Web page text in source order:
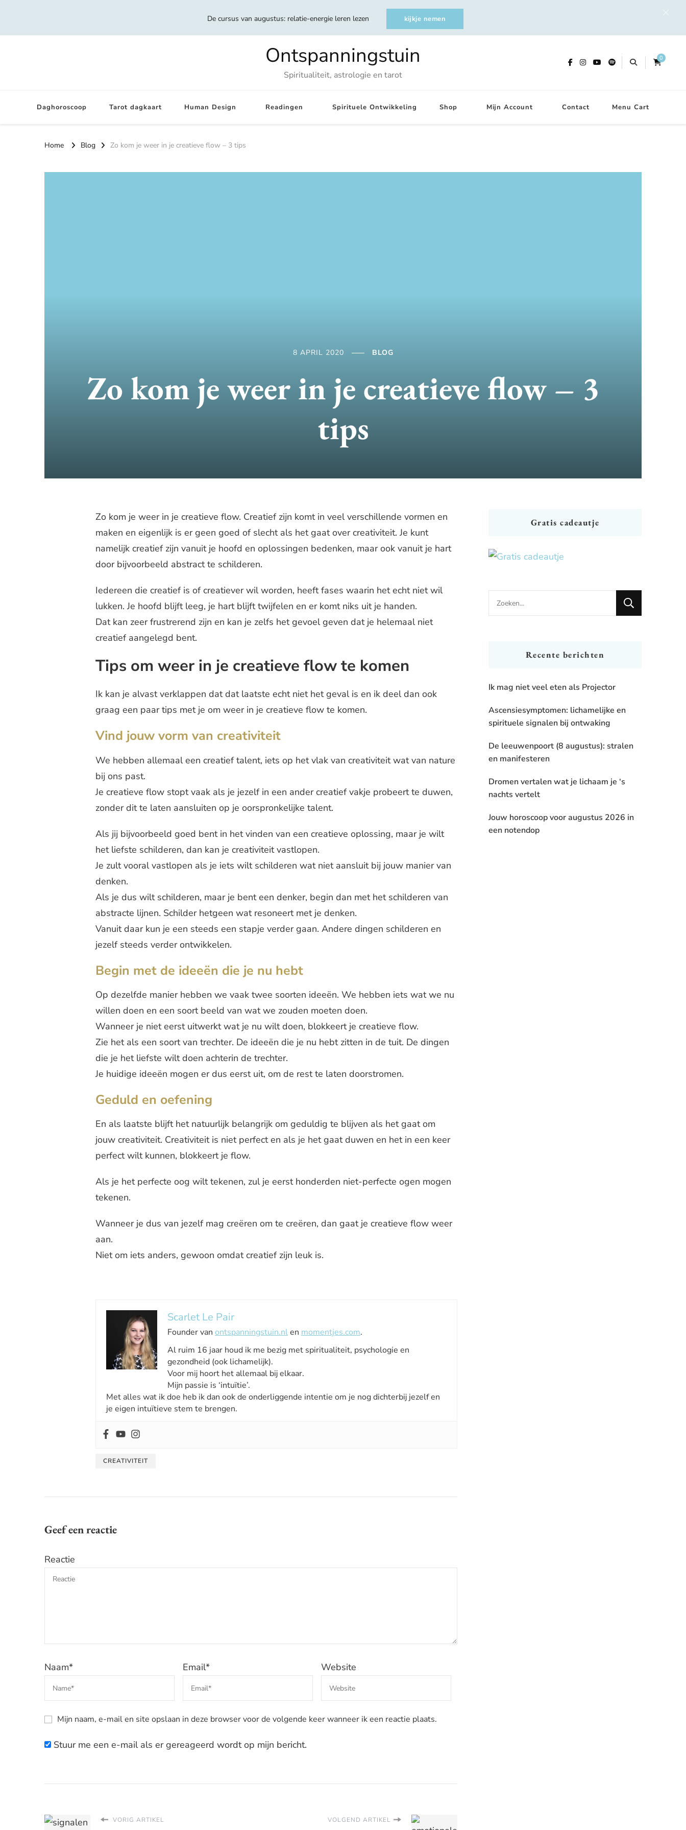
De cursus van augustus: relatie-energie leren lezen kijkje nemen
Ontspanningstuin
Spiritualiteit, astrologie en tarot
0
Daghoroscoop Tarot dagkaart Human Design Readingen Spirituele Ontwikkeling Shop Mijn Account Contact Menu Cart
Home Blog Zo kom je weer in je creatieve flow – 3 tips
8 APRIL 2020 BLOG
Zo kom je weer in je creatieve flow – 3
tips
Zo kom je weer in je creatieve flow. Creatief zijn komt in veel verschillende vormen en
maken en eigenlijk is er geen goed of slecht als het gaat over creativiteit. Je kunt
namelijk creatief zijn vanuit je hoofd en oplossingen bedenken, maar ook vanuit je hart
door bijvoorbeeld abstract te schilderen.
Iedereen die creatief is of creatiever wil worden, heeft fases waarin het echt niet wil
lukken. Je hoofd blijft leeg, je hart blijft twijfelen en er komt niks uit je handen.
Dat kan zeer frustrerend zijn en kan je zelfs het gevoel geven dat je helemaal niet
creatief aangelegd bent.
Tips om weer in je creatieve flow te komen
Ik kan je alvast verklappen dat dat laatste echt niet het geval is en ik deel dan ook
graag een paar tips met je om weer in je creatieve flow te komen.
Vind jouw vorm van creativiteit
We hebben allemaal een creatief talent, iets op het vlak van creativiteit wat van nature
bij ons past.
Je creatieve flow stopt vaak als je jezelf in een ander creatief vakje probeert te duwen,
zonder dit te laten aansluiten op je oorspronkelijke talent.
Als jij bijvoorbeeld goed bent in het vinden van een creatieve oplossing, maar je wilt
het liefste schilderen, dan kan je creativiteit vastlopen.
Je zult vooral vastlopen als je iets wilt schilderen wat niet aansluit bij jouw manier van
denken.
Als je dus wilt schilderen, maar je bent een denker, begin dan met het schilderen van
abstracte lijnen. Schilder hetgeen wat resoneert met je denken.
Vanuit daar kun je een steeds een stapje verder gaan. Andere dingen schilderen en
jezelf steeds verder ontwikkelen.
Begin met de ideeën die je nu hebt
Op dezelfde manier hebben we vaak twee soorten ideeën. We hebben iets wat we nu
willen doen en een soort beeld van wat we zouden moeten doen.
Wanneer je niet eerst uitwerkt wat je nu wilt doen, blokkeert je creatieve flow.
Zie het als een soort van trechter. De ideeën die je nu hebt zitten in de tuit. De dingen
die je het liefste wilt doen achterin de trechter.
Je huidige ideeën mogen er dus eerst uit, om de rest te laten doorstromen.
Geduld en oefening
En als laatste blijft het natuurlijk belangrijk om geduldig te blijven als het gaat om
jouw creativiteit. Creativiteit is niet perfect en als je het gaat duwen en het in een keer
perfect wilt kunnen, blokkeert je flow.
Als je het perfecte oog wilt tekenen, zul je eerst honderden niet-perfecte ogen mogen
tekenen.
Wanneer je dus van jezelf mag creëren om te creëren, dan gaat je creatieve flow weer
aan.
Niet om iets anders, gewoon omdat creatief zijn leuk is.
Scarlet Le Pair
Founder van ontspanningstuin.nlen momentjes.com.
Al ruim 16 jaar houd ik me bezig met spiritualiteit, psychologie en
gezondheid (ook lichamelijk).
Voor mij hoort het allemaal bij elkaar.
Mijn passie is ‘intuïtie’.
Met alles wat ik doe heb ik dan ook de onderliggende intentie om je nog dichterbij jezelf en
je eigen intuïtieve stem te brengen.
CREATIVITEIT
Geef een reactie
Reactie
Naam* Email* Website
Mijn naam, e-mail en site opslaan in deze browser voor de volgende keer wanneer ik een reactie plaats.
Stuur me een e-mail als er gereageerd wordt op mijn bericht.
VORIG ARTIKEL VOLGEND ARTIKEL
Gratis cadeautje
Looking
for
Recente berichten
Ik mag niet veel eten als Projector
Ascensiesymptomen: lichamelijke en
spirituele signalen bij ontwaking
De leeuwenpoort (8 augustus): stralen
en manifesteren
Dromen vertalen wat je lichaam je ‘s
nachts vertelt
Jouw horoscoop voor augustus 2026 in
een notendop